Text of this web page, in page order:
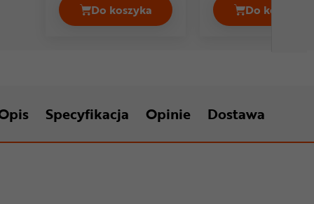
Do koszyka
Rękawiczki krótkie EYEN Gain Cena
Do koszyka
Specyfikacja Opinie Dostawa